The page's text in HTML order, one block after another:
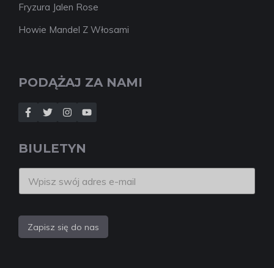
Fryzura Jalen Rose
Howie Mandel Z Włosami
PODĄŻAJ ZA NAMI
BIULETYN
Zapisz się do nas